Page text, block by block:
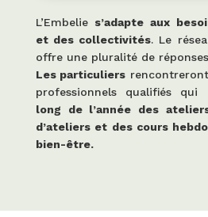
L’Embelie s’adapte aux
et des collectivités. Le
offre une pluralité de
Les particuliers
professionnels qualifiés qui
long de l’année des
d’ateliers et des cours
bien-être.